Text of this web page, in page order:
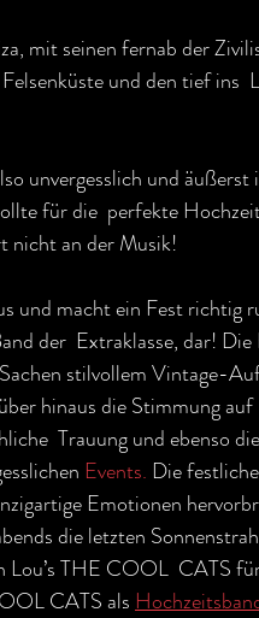
mit seinen fernab der
und den tief ins
unvergesslich und
für die  perfekte
nicht an der Musik!
und macht ein Fest richtig
der  Extraklasse, dar!
stilvollem Vintage-
hinaus die Stimmung auf
Trauung und ebenso
Events. Die
Emotionen
die letzten
THE COOL  CATS
CATS als